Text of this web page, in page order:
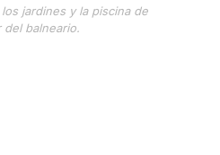
jardines y la piscina de
del balneario.